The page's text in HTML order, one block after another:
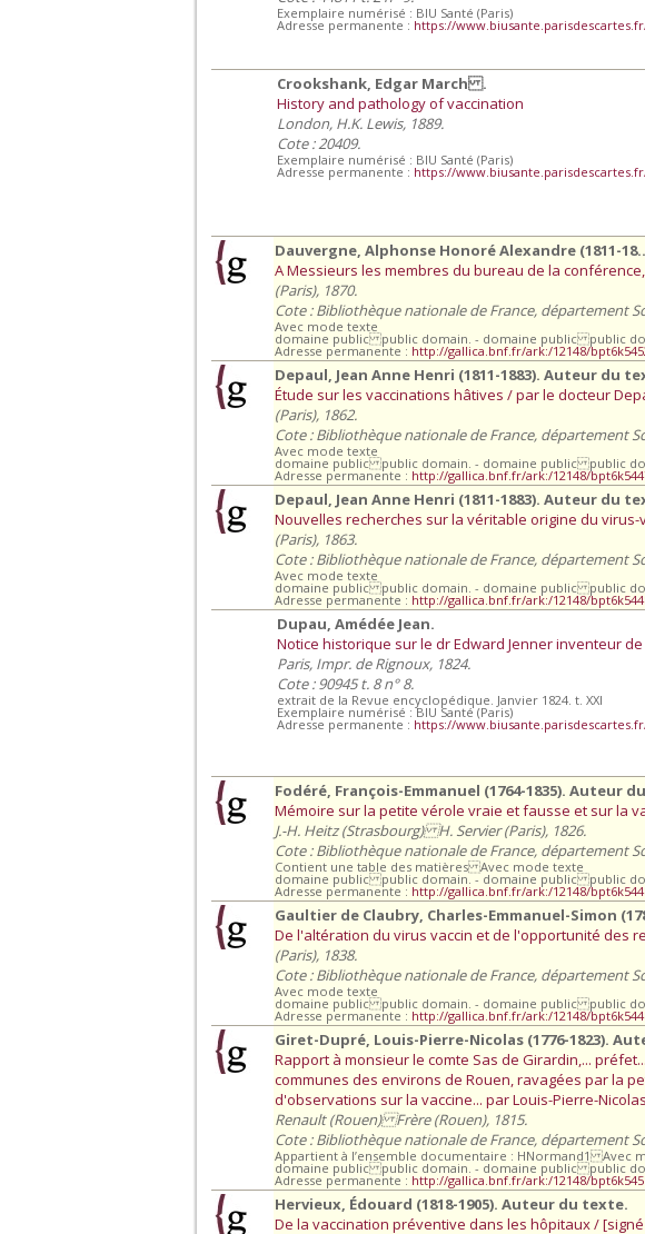
Exemplaire numérisé : BIU Santé (Paris)
Adresse permanente : https://
Crookshank, Edgar March .
History and pathology of vaccination
London, H.K. Lewis, 1889.
Cote : 20409.
Exemplaire numérisé : BIU Santé (Paris)
Adresse permanente : https://
Dauvergne, Alphonse Honoré Alexandre (1811-
A Messieurs les membres du bureau de la
(Paris), 1870.
Cote : Bibliothèque nationale de France, département
Avec mode texte
domaine public public domain. - domaine public public
Adresse permanente : http://gallica.bnf.fr/ark:/12148/
Depaul, Jean Anne Henri (1811-1883). Auteur du
Étude sur les vaccinations hâtives / par le docteur
(Paris), 1862.
Cote : Bibliothèque nationale de France, département
Avec mode texte
domaine public public domain. - domaine public public
Adresse permanente : http://gallica.bnf.fr/ark:/12148/
Depaul, Jean Anne Henri (1811-1883). Auteur du
Nouvelles recherches sur la véritable origine du
(Paris), 1863.
Cote : Bibliothèque nationale de France, département
Avec mode texte
domaine public public domain. - domaine public public
Adresse permanente : http://gallica.bnf.fr/ark:/12148/
Dupau, Amédée Jean.
Notice historique sur le dr Edward Jenner inventeur
Paris, Impr. de Rignoux, 1824.
Cote : 90945 t. 8 n° 8.
extrait de la Revue encyclopédique. Janvier 1824. t. XXI
Exemplaire numérisé : BIU Santé (Paris)
Adresse permanente : https://
Fodéré, François-Emmanuel (1764-1835). Auteur
Mémoire sur la petite vérole vraie et fausse et sur la
J.-H. Heitz (Strasbourg) H. Servier (Paris), 1826.
Cote : Bibliothèque nationale de France, département
Contient une table des matières Avec mode texte
domaine public public domain. - domaine public public
Adresse permanente : http://gallica.bnf.fr/ark:/12148/
Gaultier de Claubry, Charles-Emmanuel-Simon
De l'altération du virus vaccin et de l'opportunité des
(Paris), 1838.
Cote : Bibliothèque nationale de France, département
Avec mode texte
domaine public public domain. - domaine public public
Adresse permanente : http://gallica.bnf.fr/ark:/12148/
Giret-Dupré, Louis-Pierre-Nicolas (1776-1823).
Rapport à monsieur le comte Sas de Girardin,...
communes des environs de Rouen, ravagées par la
d'observations sur la vaccine... par Louis-Pierre-
Renault (Rouen) Frère (Rouen), 1815.
Cote : Bibliothèque nationale de France, département
Appartient à l’ensemble documentaire : HNormand1 Avec
domaine public public domain. - domaine public public
Adresse permanente : http://gallica.bnf.fr/ark:/12148/
Hervieux, Édouard (1818-1905). Auteur du texte.
De la vaccination préventive dans les hôpitaux / [signé